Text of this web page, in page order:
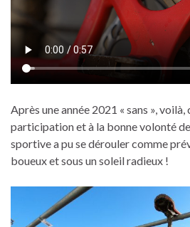
Après une année 2021 « sans »,
participation et à la bonne volonté
sportive a pu se dérouler comme
boueux et sous un soleil radieux !